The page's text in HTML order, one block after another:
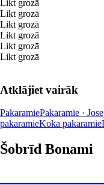
Likt grozā
Likt grozā
Likt grozā
Likt grozā
Likt grozā
Likt grozā
Atklājiet vairāk
PakaramiePakaramie ·
pakaramieKoka pakaramie
Šobrīd Bonami